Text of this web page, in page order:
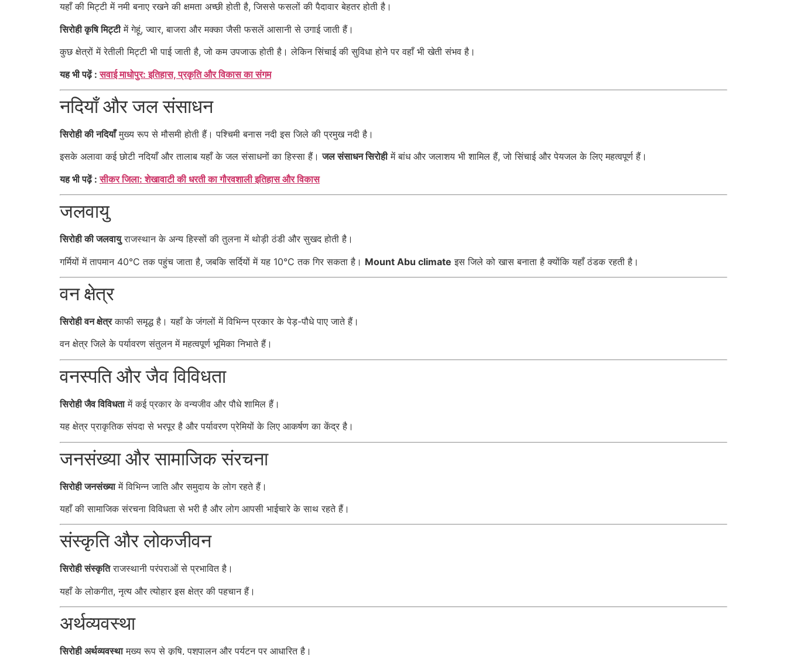
यहाँ की मिट्टी में नमी बनाए रखने की क्षमता अच्छी होती है, जिससे फसलों की पैदावार बेहतर होती है।
सिरोही कृषि मिट्टीमें गेहूं, ज्वार, बाजरा और मक्का जैसी फसलें आसानी से उगाई जाती हैं।
कुछ क्षेत्रों में रेतीली मिट्टी भी पाई जाती है, जो कम उपजाऊ होती है। लेकिन सिंचाई की सुविधा होने पर वहाँ भी खेती संभव है।
यह भी पढ़ें :सवाई माधोपुर: इतिहास, प्रकृति और विकास का संगम
नदियाँ और जल संसाधन
सिरोही की नदियाँमुख्य रूप से मौसमी होती हैं। पश्चिमी बनास नदी इस जिले की प्रमुख नदी है।
इसके अलावा कई छोटी नदियाँ और तालाब यहाँ के जल संसाधनों का हिस्सा हैं।जल संसाधन सिरोहीमें बांध और जलाशय भी शामिल हैं, जो सिंचाई और पेयजल के लिए महत्वपूर्ण हैं।
यह भी पढ़ें :सीकर जिला: शेखावाटी की धरती का गौरवशाली इतिहास और विकास
जलवायु
सिरोही की जलवायुराजस्थान के अन्य हिस्सों की तुलना में थोड़ी ठंडी और सुखद होती है।
गर्मियों में तापमान 40°C तक पहुंच जाता है, जबकि सर्दियों में यह 10°C तक गिर सकता है। Mount Abu climate इस जिले को खास बनाता है क्योंकि यहाँ ठंडक रहती है।
वन क्षेत्र
सिरोही वन क्षेत्रकाफी समृद्ध है। यहाँ के जंगलों में विभिन्न प्रकार के पेड़-पौधे पाए जाते हैं।
वन क्षेत्र जिले के पर्यावरण संतुलन में महत्वपूर्ण भूमिका निभाते हैं।
वनस्पति और जैव विविधता
सिरोही जैव विविधतामें कई प्रकार के वन्यजीव और पौधे शामिल हैं।
यह क्षेत्र प्राकृतिक संपदा से भरपूर है और पर्यावरण प्रेमियों के लिए आकर्षण का केंद्र है।
जनसंख्या और सामाजिक संरचना
सिरोही जनसंख्यामें विभिन्न जाति और समुदाय के लोग रहते हैं।
यहाँ की सामाजिक संरचना विविधता से भरी है और लोग आपसी भाईचारे के साथ रहते हैं।
संस्कृति और लोकजीवन
सिरोही संस्कृतिराजस्थानी परंपराओं से प्रभावित है।
यहाँ के लोकगीत, नृत्य और त्योहार इस क्षेत्र की पहचान हैं।
अर्थव्यवस्था
सिरोही अर्थव्यवस्थामुख्य रूप से कृषि, पशुपालन और पर्यटन पर आधारित है।